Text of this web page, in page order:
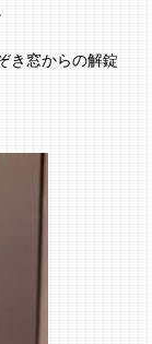
き窓からの解錠